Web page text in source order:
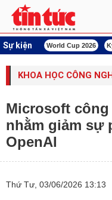
Sự kiện
Việt Nam World Cup 2026
KHOA HỌC CÔNG
Microsoft
nhằm giảm sự
OpenAI
Thứ Tư, 03/06/2026 13:13